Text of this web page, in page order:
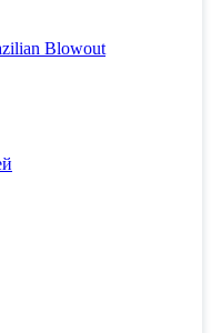
Blowout